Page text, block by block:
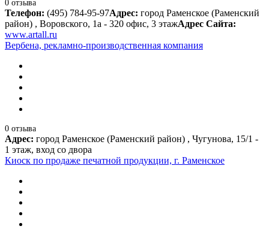
0 отзыва
Телефон: (495) 784-95-97Адрес: город Раменское (Раменский
район) , Воровского, 1а - 320 офис, 3 этажАдрес Сайта:
www.artall.ru
Вербена, рекламно-производственная компания
0 отзыва
Адрес: город Раменское (Раменский район) , Чугунова, 15/1 -
1 этаж, вход со двора
Киоск по продаже печатной продукции, г. Раменское